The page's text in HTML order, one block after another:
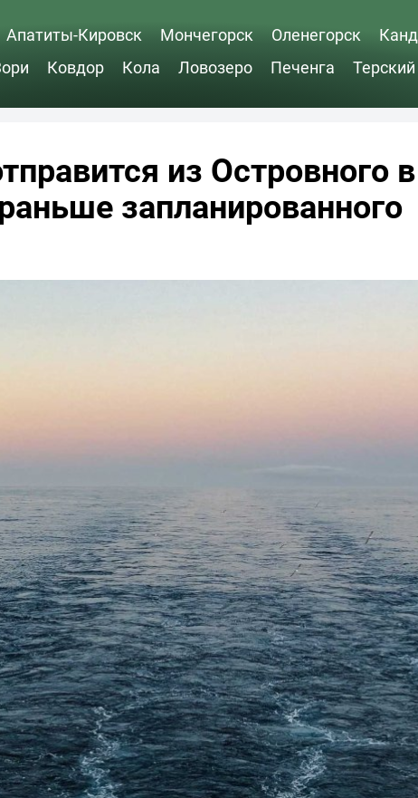
Апатиты-Кировск Мончегорск Оленегорск
Ковдор Кола Ловозеро Печенга
из Островного в
запланированного